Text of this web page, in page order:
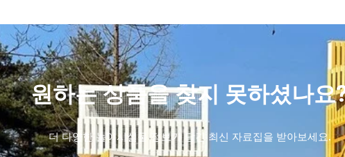
원하는 상품을 찾지 못하셨나요
더 다양한 놀이시설물 정보가 담긴 최신 자료집을 받아보세요.